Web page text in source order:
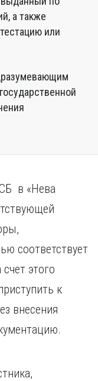
а также
или
в «Нева
соответствует
этого
к
внесения